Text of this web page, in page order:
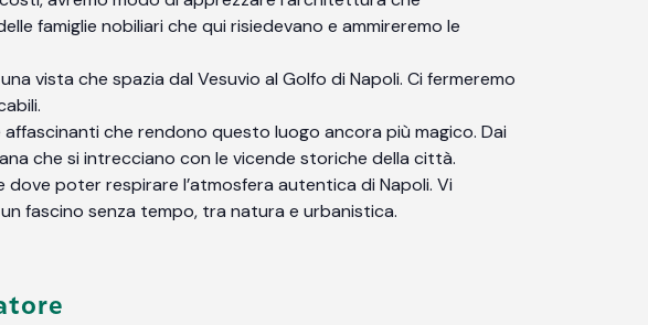
famiglie nobiliari che qui risiedevano e ammireremo le
vista che spazia dal Vesuvio al Golfo di Napoli. Ci fermeremo
affascinanti che rendono questo luogo ancora più magico. Dai
che si intrecciano con le vicende storiche della città.
dove poter respirare l’atmosfera autentica di Napoli. Vi
fascino senza tempo, tra natura e urbanistica.